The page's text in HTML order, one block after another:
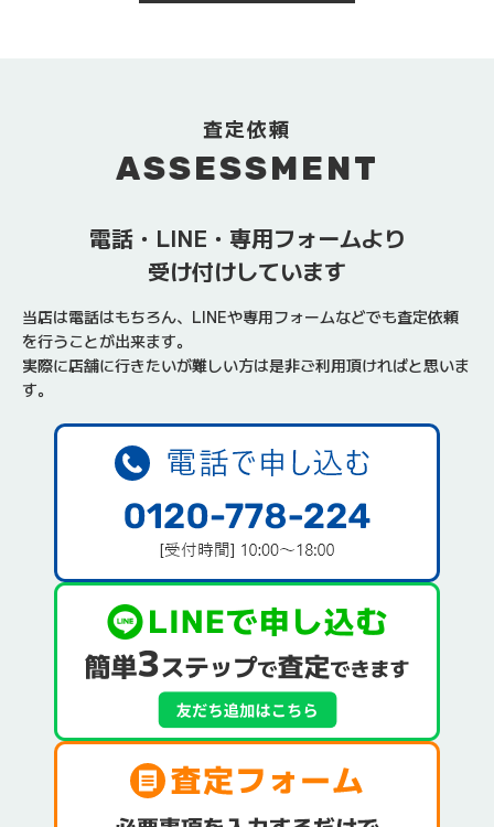
査定依頼
ASSESSMENT
電話・LINE・専用フォームより
受け付けしています
当店は電話はもちろん、LINEや専用フォームなどでも査定依頼
を行うことが出来ます。
実際に店舗に行きたいが難しい方は是非ご利用頂ければと思いま
す。